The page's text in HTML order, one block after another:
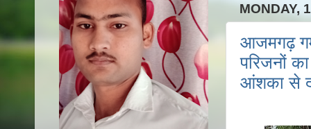
MONDAY,
आजमगढ़
परिजनों
आंशका से